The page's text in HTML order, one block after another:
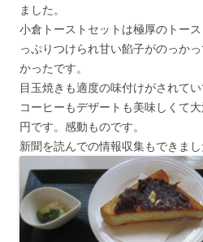
ました。
小倉トーストセットは極厚のトー
っぷりつけられ甘い餡子がのっか
かったです。
目玉焼きも適度の味付けがされてい
コーヒーもデザートも美味しくて
円です。感動ものです。
新聞を読んでの情報収集もできまし